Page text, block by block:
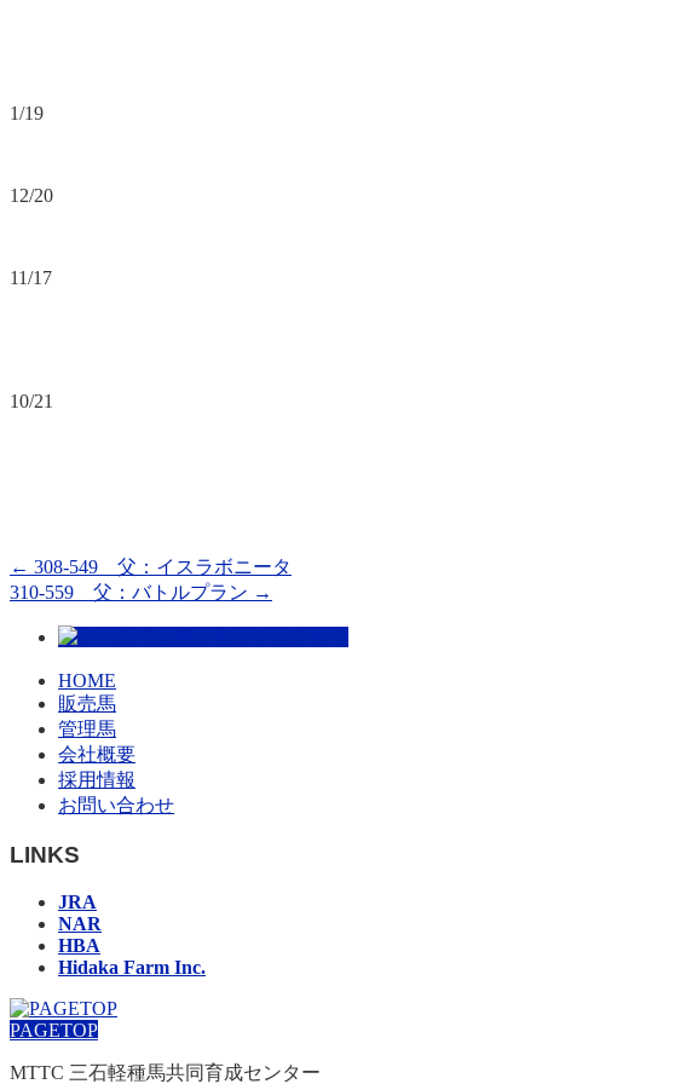
1/19
12/20
11/17
10/21
← 308-549 父：イスラボニータ
310-559 父：バトルプラン →
HOME
販売馬
管理馬
会社概要
採用情報
お問い合わせ
LINKS
JRA
NAR
HBA
Hidaka Farm Inc.
PAGETOP
MTTC 三石軽種馬共同育成センター